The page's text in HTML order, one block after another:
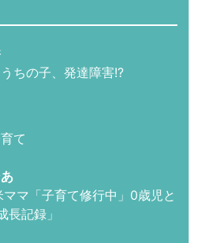
ちの子、発達障害!?
て
マ「子育て修行中」0歳児と
長記録」